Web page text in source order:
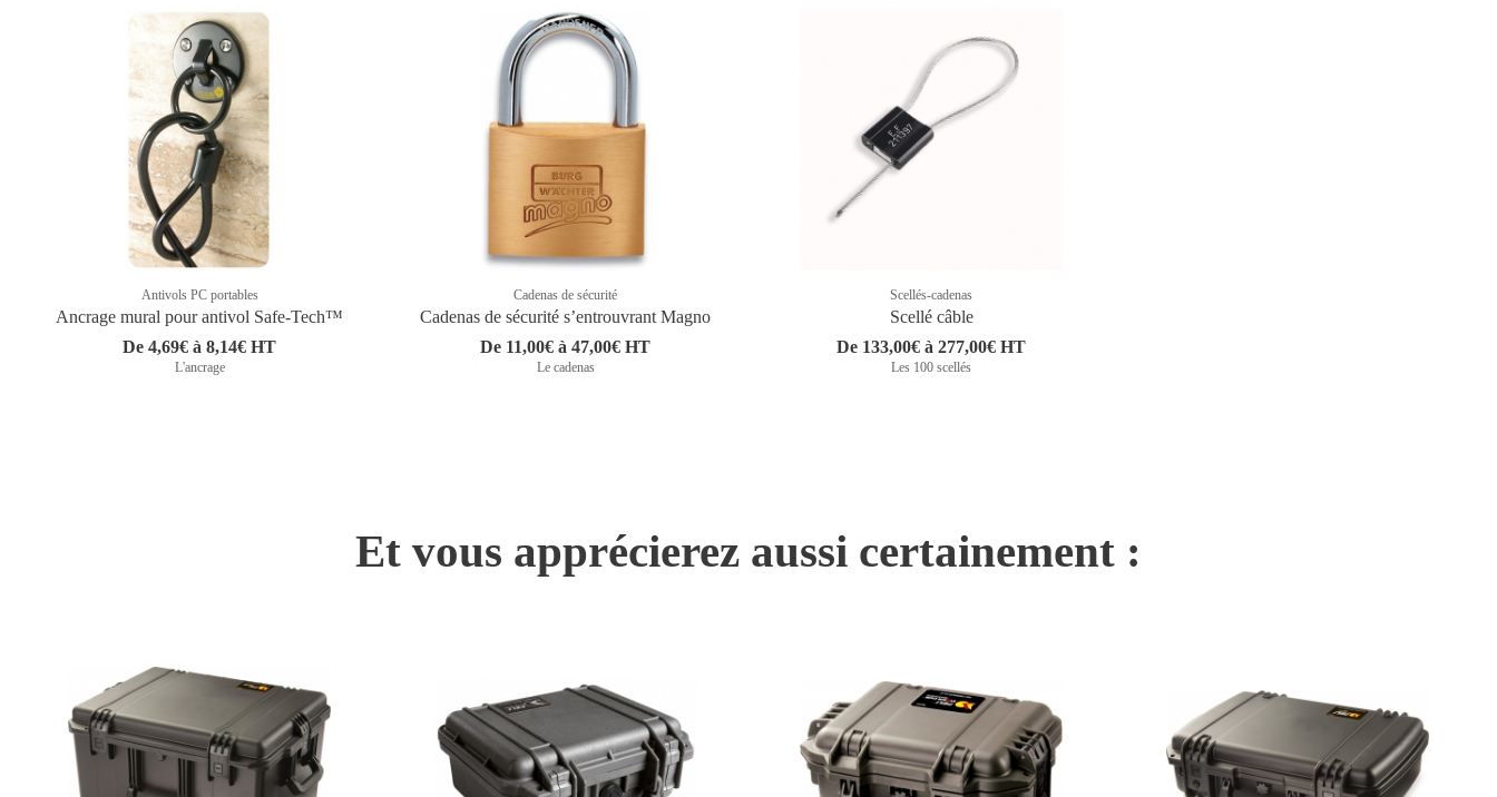
Antivols PC portables
Ancrage mural pour antivol Safe-Tech™
De 4,69€ à 8,14€ HT
L'ancrage
Cadenas de sécurité
Cadenas de sécurité sʼentrouvrant Magno
De 11,00€ à 47,00€ HT
Le cadenas
Scellés-cadenas
Scellé câble
De 133,00€ à 277,00€ HT
Les 100 scellés
Et vous apprécierez aussi certainement :